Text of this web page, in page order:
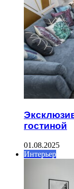
гостиной
01.08.2025
Интерьер